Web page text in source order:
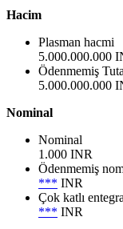
Hacim
Plasman hacmi
5.000.000.000
Ödenmemiş
5.000.000.000
Nominal
Nominal
1.000 INR
Ödenmemiş
*** INR
Çok katlı
*** INR